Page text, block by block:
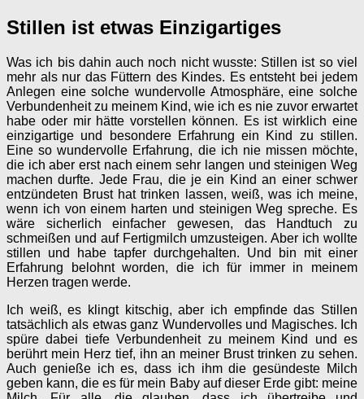
Stillen ist etwas Einzigartiges
Was ich bis dahin auch noch nicht wusste: Stillen ist so viel
mehr als nur das Füttern des Kindes. Es entsteht bei jedem
Anlegen eine solche wundervolle Atmosphäre, eine solche
Verbundenheit zu meinem Kind, wie ich es nie zuvor erwartet
habe oder mir hätte vorstellen können. Es ist wirklich eine
einzigartige und besondere Erfahrung ein Kind zu stillen.
Eine so wundervolle Erfahrung, die ich nie missen möchte,
die ich aber erst nach einem sehr langen und steinigen Weg
machen durfte. Jede Frau, die je ein Kind an einer schwer
entzündeten Brust hat trinken lassen, weiß, was ich meine,
wenn ich von einem harten und steinigen Weg spreche. Es
wäre sicherlich einfacher gewesen, das Handtuch zu
schmeißen und auf Fertigmilch umzusteigen. Aber ich wollte
stillen und habe tapfer durchgehalten. Und bin mit einer
Erfahrung belohnt worden, die ich für immer in meinem
Herzen tragen werde.
Ich weiß, es klingt kitschig, aber ich empfinde das Stillen
tatsächlich als etwas ganz Wundervolles und Magisches. Ich
spüre dabei tiefe Verbundenheit zu meinem Kind und es
berührt mein Herz tief, ihn an meiner Brust trinken zu sehen.
Auch genieße ich es, dass ich ihm die gesündeste Milch
geben kann, die es für mein Baby auf dieser Erde gibt: meine